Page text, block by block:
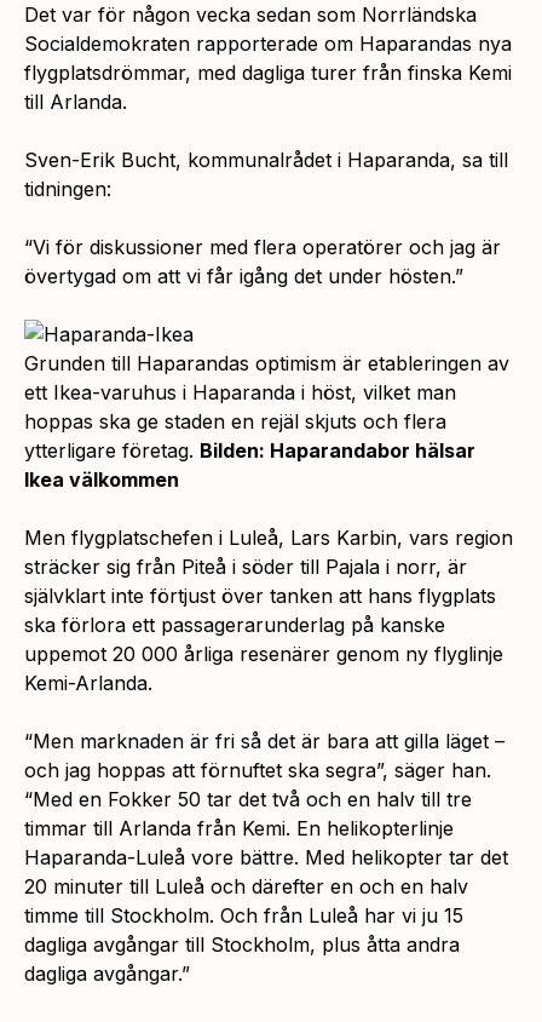
Det var för någon vecka sedan som Norrländska
Socialdemokraten rapporterade om Haparandas nya
flygplatsdrömmar, med dagliga turer från finska Kemi
till Arlanda.
Sven-Erik Bucht, kommunalrådet i Haparanda, sa till
tidningen:
“Vi för diskussioner med flera operatörer och jag är
övertygad om att vi får igång det under hösten.”
Grunden till Haparandas optimism är etableringen av
ett Ikea-varuhus i Haparanda i höst, vilket man
hoppas ska ge staden en rejäl skjuts och flera
ytterligare företag. Bilden: Haparandabor hälsar
Ikea välkommen
Men flygplatschefen i Luleå, Lars Karbin, vars region
sträcker sig från Piteå i söder till Pajala i norr, är
självklart inte förtjust över tanken att hans flygplats
ska förlora ett passagerarunderlag på kanske
uppemot 20 000 årliga resenärer genom ny flyglinje
Kemi-Arlanda.
“Men marknaden är fri så det är bara att gilla läget –
och jag hoppas att förnuftet ska segra”, säger han.
“Med en Fokker 50 tar det två och en halv till tre
timmar till Arlanda från Kemi. En helikopterlinje
Haparanda-Luleå vore bättre. Med helikopter tar det
20 minuter till Luleå och därefter en och en halv
timme till Stockholm. Och från Luleå har vi ju 15
dagliga avgångar till Stockholm, plus åtta andra
dagliga avgångar.”